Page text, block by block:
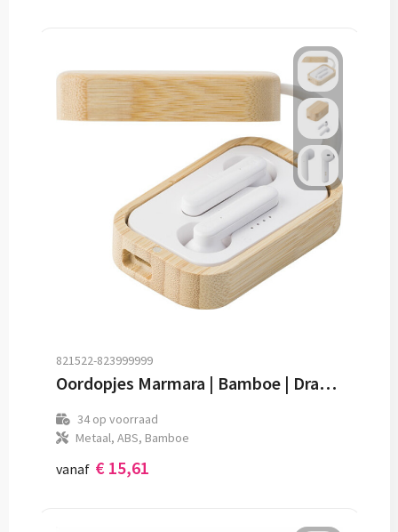
821522-823999999
Oordopjes Marmara | Bamboe | Draadloos
34op voorraad
Metaal, ABS, Bamboe
vanaf € 15,61